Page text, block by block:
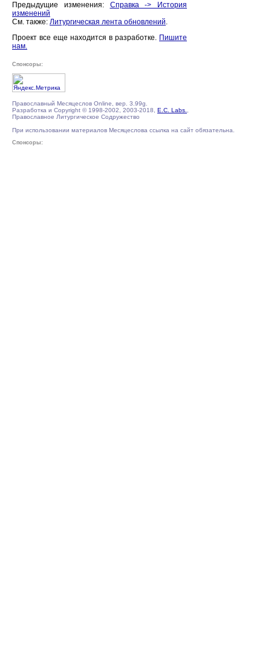
Предыдущие изменения: Справка -> История
изменений
См. также: Литургическая лента обновлений.
Проект все еще находится в разработке. Пишите
нам.
Спонсоры:
Православный Месяцеслов Online, вер. 3.99g.
Разработка и Copyright © 1998-2002, 2003-2018, E.C. Labs.
Православное Литургическое Содружество
При использовании материалов Месяцеслова ссылка на сайт обязательна.
Спонсоры: